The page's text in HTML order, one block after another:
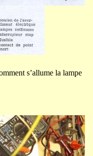
s’allume la lampe